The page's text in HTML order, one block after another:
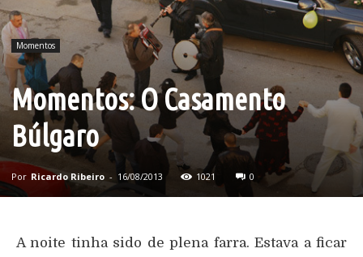
Momentos
Momentos: O Casamento
Búlgaro
Por Ricardo Ribeiro - 16/08/2013 1021 0
A noite tinha sido de plena farra. Estava a ficar